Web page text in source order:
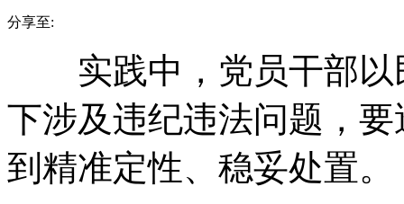
分享至:
实践中，党员干部以
下涉及违纪违法问题，
到精准定性、稳妥处置。